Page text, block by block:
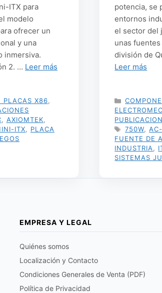
ITX para
modelo
ofrecer un
y una
inmersiva.
2. … Leer más
PLACAS X86
AXIOMTEK
ITX
PLACA
potencia, se
entornos
el sector del
unas
división de
Leer más
750W ,
FUENTE DE
INDUSTRIA
SISTEMAS
EMPRESA Y LEGAL
Quiénes somos
Localización y Contacto
Condiciones Generales de Venta (PDF)
Política de Privacidad